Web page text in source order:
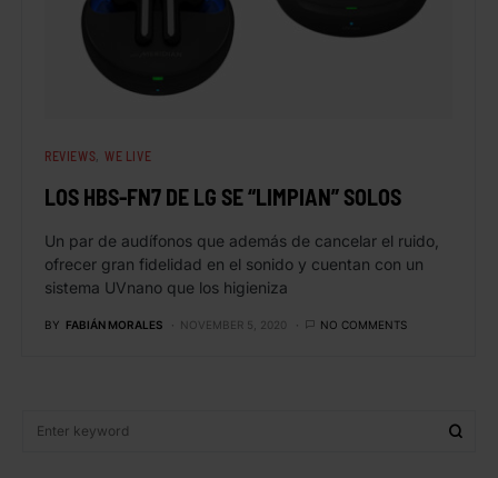
REVIEWS WE LIVE
LOS HBS-FN7 DE LG SE “LIMPIAN” SOLOS
Un par de audífonos que además de cancelar el ruido,
ofrecer gran fidelidad en el sonido y cuentan con un
sistema UVnano que los higieniza
BY FABIÁN MORALES NOVEMBER 5, 2020 NO COMMENTS